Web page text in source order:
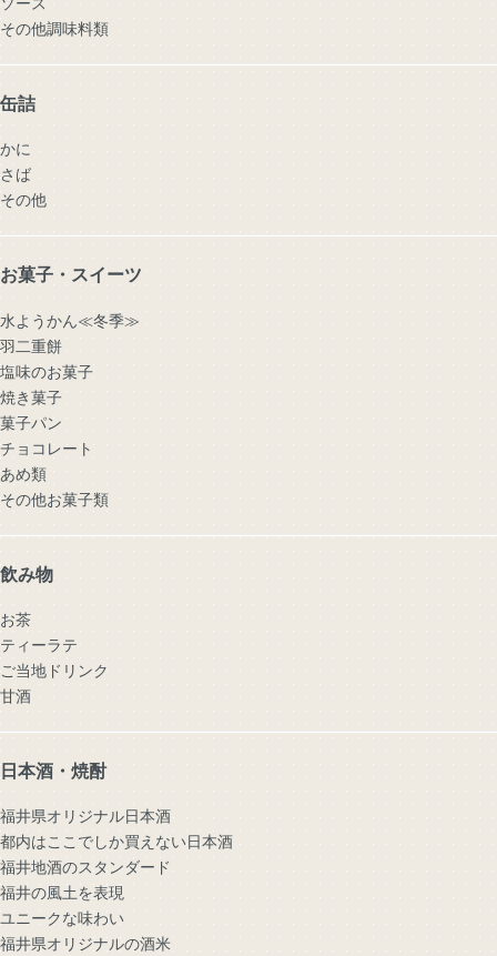
その他調味料類
缶詰
かに
さば
その他
お菓子・スイーツ
水ようかん≪冬季≫
羽二重餅
塩味のお菓子
焼き菓子
菓子パン
チョコレート
あめ類
その他お菓子類
飲み物
お茶
ティーラテ
ご当地ドリンク
甘酒
日本酒・焼酎
福井県オリジナル日本酒
都内はここでしか買えない日本酒
福井地酒のスタンダード
福井の風土を表現
ユニークな味わい
福井県オリジナルの酒米